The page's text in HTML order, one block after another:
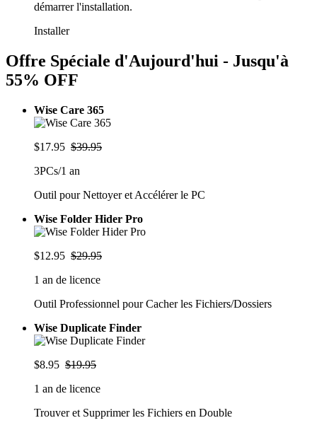
démarrer l'installation.
Installer
Offre Spéciale d'Aujourd'hui - Jusqu'à
55% OFF
Wise Care 365
$17.95 $39.95
3PCs/1 an
Outil pour Nettoyer et Accélérer le PC
Wise Folder Hider Pro
$12.95 $29.95
1 an de licence
Outil Professionnel pour Cacher les Fichiers/Dossiers
Wise Duplicate Finder
$8.95 $19.95
1 an de licence
Trouver et Supprimer les Fichiers en Double